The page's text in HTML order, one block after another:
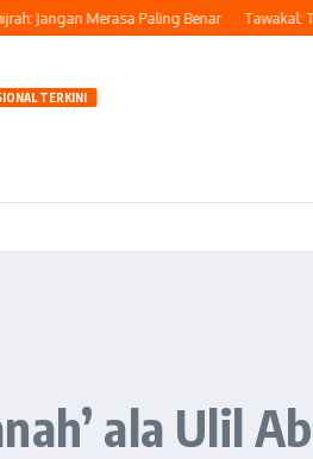
Merasa Paling Benar Tawakal: Tetap
TERKINI
ala Ulil